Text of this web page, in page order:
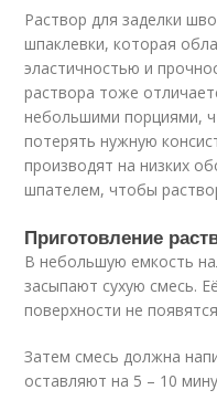
Раствор для заделки
шпаклевки, которая
эластичностью и
раствора тоже
небольшими порциями,
потерять нужную
производят на низких
шпателем, чтобы
Приготовление
В небольшую емкость
засыпают сухую смесь.
поверхности не
Затем смесь должна
оставляют на 5 – 10